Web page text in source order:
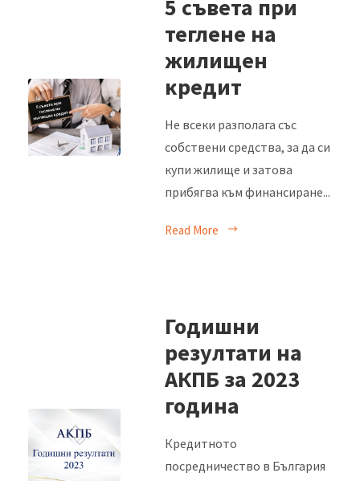
5 съвета при
теглене на
жилищен
кредит
Не всеки разполага със
собствени средства, за да си
купи жилище и затова
прибягва към финансиране...
Read More
Годишни
резултати на
АКПБ за 2023
година
Кредитното
посредничество в България